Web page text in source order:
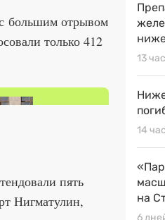
большим отрывом
только 412
пять
Нигматулин,
13
14
на
6